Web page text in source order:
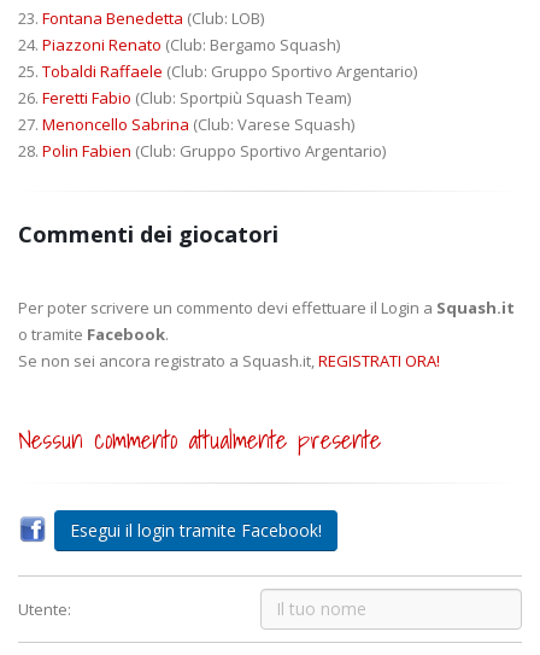
23. Fontana Benedetta (Club: LOB)
24. Piazzoni Renato (Club: Bergamo Squash)
25. Tobaldi Raffaele (Club: Gruppo Sportivo Argentario)
26. Feretti Fabio (Club: Sportpiù Squash Team)
27. Menoncello Sabrina (Club: Varese Squash)
28. Polin Fabien (Club: Gruppo Sportivo Argentario)
Commenti dei giocatori
Per poter scrivere un commento devi effettuare il Login a Squash.it
o tramite Facebook.
Se non sei ancora registrato a Squash.it,REGISTRATI ORA!
Nessun commento attualmente presente
Esegui il login tramite Facebook!
Utente: